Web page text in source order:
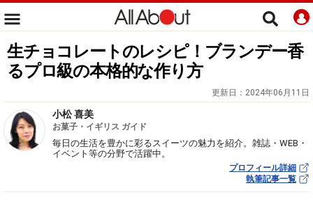
生チョコレートのレシピ！ブランデー香
るプロ級の本格的な作り方
更新日： 2024年06月11日
小松 喜美
お菓子・イギリス ガイド
毎日の生活を豊かに彩るスイーツの魅力を紹介。雑誌・WEB・
イベント等の分野で活躍中。
プロフィール詳細
執筆記事一覧